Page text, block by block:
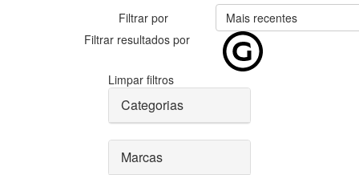
Filtrar por
Mais recentes
Filtrar resultados por
Limpar filtros
Categorias
Marcas